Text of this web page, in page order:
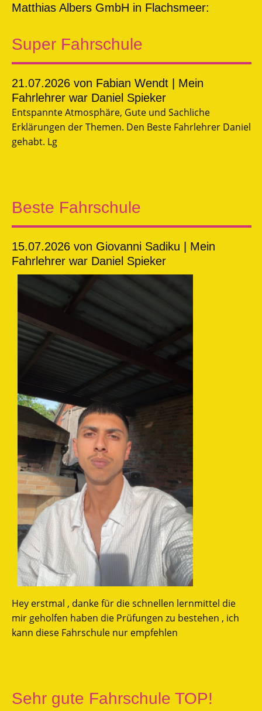
Matthias Albers GmbH in Flachsmeer:
Super Fahrschule
21.07.2026 von Fabian Wendt | Mein
Fahrlehrer war Daniel Spieker
Entspannte Atmosphäre, Gute und Sachliche
Erklärungen der Themen. Den Beste Fahrlehrer Daniel
gehabt. Lg
Beste Fahrschule
15.07.2026 von Giovanni Sadiku | Mein
Fahrlehrer war Daniel Spieker
Hey erstmal , danke für die schnellen lernmittel die
mir geholfen haben die Prüfungen zu bestehen , ich
kann diese Fahrschule nur empfehlen
Sehr gute Fahrschule TOP!